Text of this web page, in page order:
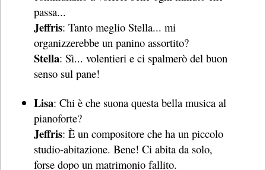
passa...
Jeffris: Tanto meglio Stella... mi
organizzerebbe un panino assortito?
Stella: Sì... volentieri e ci spalmerò del buon
senso sul pane!
Lisa: Chi è che suona questa bella musica al
pianoforte?
Jeffris: È un compositore che ha un piccolo
studio-abitazione. Bene! Ci abita da solo,
forse dopo un matrimonio fallito.